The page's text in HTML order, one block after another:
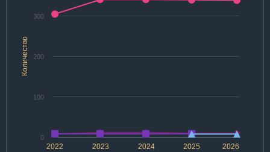
Количество
2022 2024 2026
2023 2025
0
100
200
300